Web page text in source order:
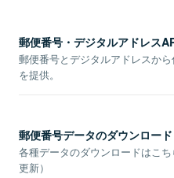
郵便番号・デジタルアドレス
郵便番号とデジタルアドレスか
を提供。
郵便番号データのダウンロード
各種データのダウンロードはこ
更新）